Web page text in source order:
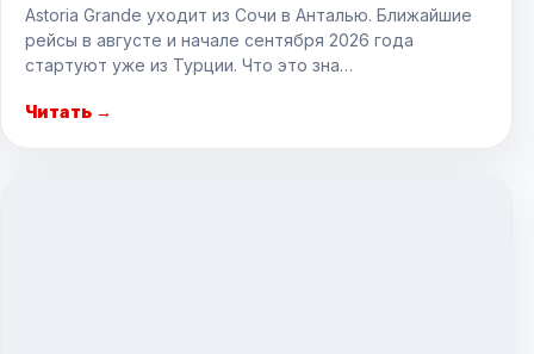
Astoria Grande уходит из Сочи в Анталью. Ближайшие
рейсы в августе и начале сентября 2026 года
стартуют уже из Турции. Что это зна…
Читать →